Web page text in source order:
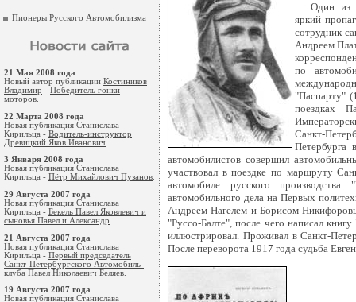
Пионеры Русского Автомобилизма
21 Мая 2008 года
Новый автор публикации Костиников
Владимир - Победитель гонки
моторов
22 Марта 2008 года
Новая публикация Станислава
Кирильца - Водитель-инструктор
Древицкий Яков Иванович
3 Января 2008 года
Новая публикация Станислава
Кирильца - Пётр Михайлович Пузанов.
29 Августа 2007 года
Новая публикация Станислава
Кирильца - Бекель Павел Яковлевич и
сыновья Павел и Александр
21 Августа 2007 года
Новая публикация Станислава
Кирильца - Первый председатель
Санкт-Петербургского Автомобиль-
клуба Павел Николаевич Беляев
19 Августа 2007 года
Новая публикация Станислава
Один из
яркий
сотрудник
Андреем
по
"Паспарту"
поездках
Санкт-
автомобилистов совершил
участвовал в поездке по маршруту
автомобиле русского
автомобильного дела на Первых
Андреем Нагелем и Борисом
"Руссо-Балте", после чего написал
иллюстрировал. Проживал в Санкт-
После переворота 1917 года судьба